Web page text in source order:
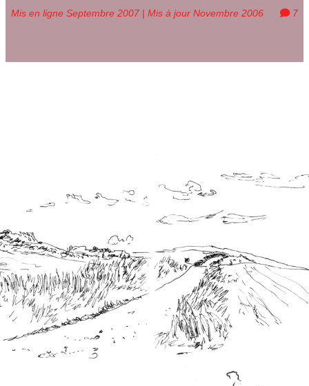
Mis en ligne Septembre 2007 | Mis à jour Novembre 2006 7